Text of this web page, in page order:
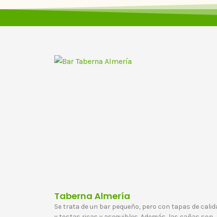
Taberna Almería
Se trata de un bar pequeño, pero con tapas de